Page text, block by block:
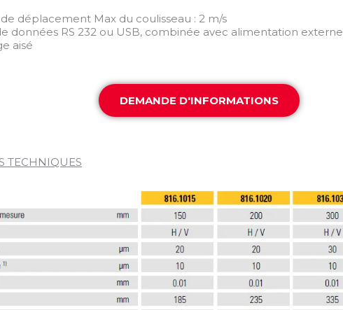
de déplacement Max du coulisseau : 2 m/s
données RS 232 ou USB, combinée avec alimentation externe
aisé
DEMANDE D'INFORMATIONS
TECHNIQUES